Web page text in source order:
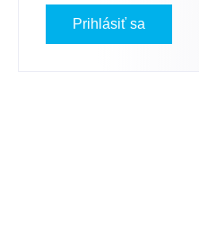
Prihlásiť sa